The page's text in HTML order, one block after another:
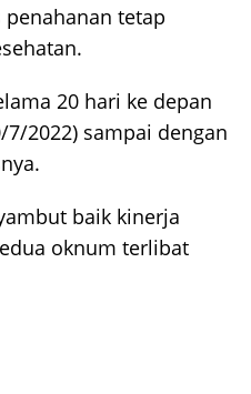
tetap
20 hari ke depan
2022) sampai dengan
baik kinerja
oknum terlibat